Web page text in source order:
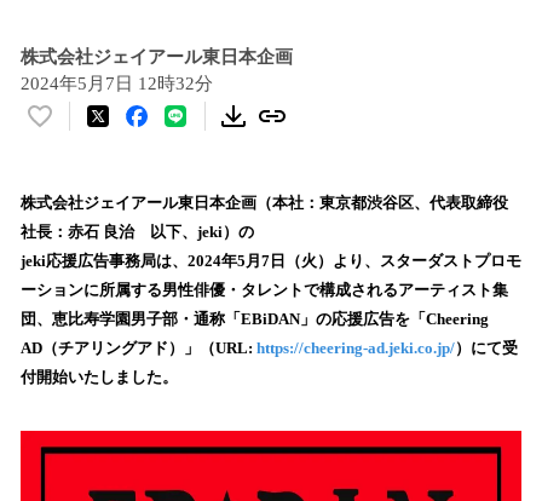
株式会社ジェイアール東日本企画
2024年5月7日 12時32分
い
！
数
を
読
込
み
中
す
株式会社ジェイアール東日本企画（本社：東京都渋谷区、代表取締役
社長：赤石 良治 以下、jeki）の
jeki応援広告事務局は、2024年5月7日（火）より、スターダストプロモ
ーションに所属する男性俳優・タレントで構成されるアーティスト集
団、恵比寿学園男子部・通称「EBiDAN」の応援広告を「Cheering
AD（チアリングアド）」（URL: https://cheering-ad.jeki.co.jp/）にて受
付開始いたしました。